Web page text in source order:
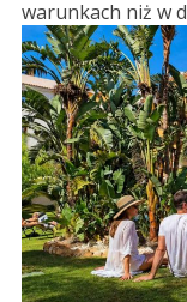
warunkach niż w